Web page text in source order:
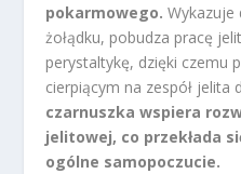
pokarmowego. Wykazuje
żołądku, pobudza pracę
perystaltykę, dzięki czemu
cierpiącym na zespół jelita
czarnuszka wspiera
jelitowej, co przekłada
ogólne samopoczucie.